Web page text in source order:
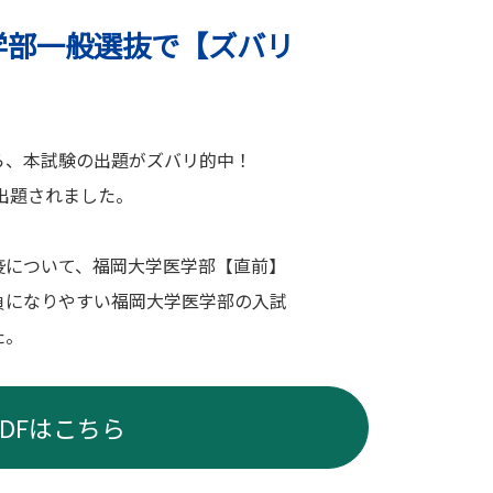
一般選抜で【ズバリ
本試験の出題がズバリ的中！
されました。
ついて、福岡大学医学部【直前】
なりやすい福岡大学医学部の入試
はこちら